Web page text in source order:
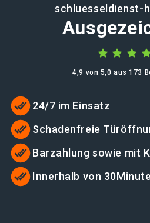
schluesseldienst-
4,9 von 5,0 aus 173
24/7 im Einsatz
Schadenfreie
Barzahlung sowie mit
Innerhalb von